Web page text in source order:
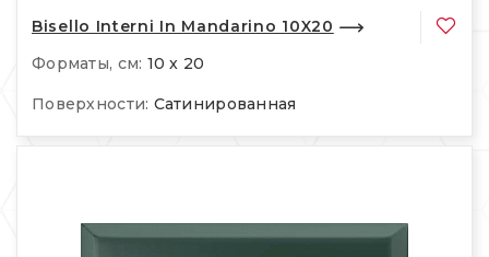
Bisello Interni In Mandarino 10X20
Форматы, см: 10 x 20
Поверхности: Сатинированная